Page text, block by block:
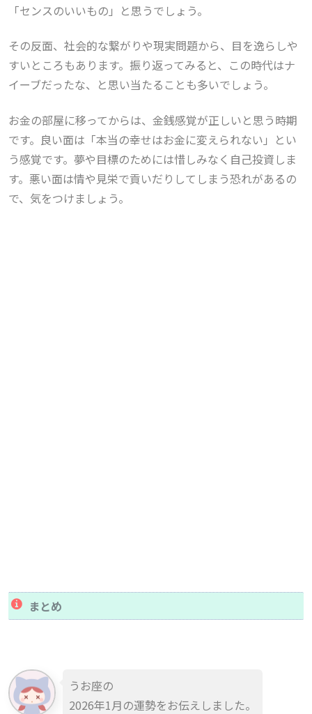
「センスのいいもの」と思うでしょう。
その反面、社会的な繋がりや現実問題から、目を逸らしや
すいところもあります。振り返ってみると、この時代はナ
イーブだったな、と思い当たることも多いでしょう。
お金の部屋に移ってからは、金銭感覚が正しいと思う時期
です。良い面は「本当の幸せはお金に変えられない」とい
う感覚です。夢や目標のためには惜しみなく自己投資しま
す。悪い面は情や見栄で貢いだりしてしまう恐れがあるの
で、気をつけましょう。
まとめ
うお座の
2026年1月の運勢をお伝えしました。